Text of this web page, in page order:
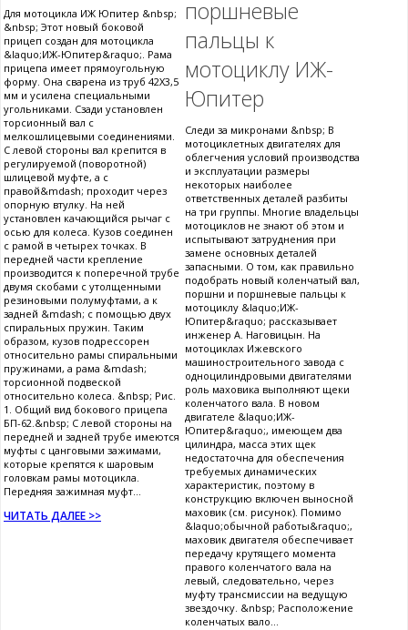
Для мотоцикла ИЖ Юпитер &nbsp;
&nbsp; Этот новый боковой
прицеп создан для мотоцикла
&laquo;ИЖ-Юпитер&raquo;. Рама
прицепа имеет прямоугольную
форму. Она сварена из труб 42X3,5
мм и усилена специальными
угольниками. Сзади установлен
торсионный вал с
мелкошлицевыми соединениями.
С левой стороны вал крепится в
регулируемой (поворотной)
шлицевой муфте, а с
правой&mdash; проходит через
опорную втулку. На ней
установлен качающийся рычаг с
осью для колеса. Кузов соединен
с рамой в четырех точках. В
передней части крепление
производится к поперечной трубе
двумя скобами с утолщенными
резиновыми полумуфтами, а к
задней &mdash; с помощью двух
спиральных пружин. Таким
образом, кузов подрессорен
относительно рамы спиральными
пружинами, а рама &mdash;
торсионной подвеской
относительно колеса. &nbsp; Рис.
1. Общий вид бокового прицепа
БП-62.&nbsp; С левой стороны на
передней и задней трубе имеются
муфты с цанговыми зажимами,
которые крепятся к шаровым
головкам рамы мотоцикла.
Передняя зажимная муфт...
ЧИТАТЬ ДАЛЕЕ >>
поршневые
пальцы к
мотоциклу ИЖ-
Юпитер
Следи за микронами &nbsp; В
мотоциклетных двигателях для
облегчения условий производства
и эксплуатации размеры
некоторых наиболее
ответственных деталей разбиты
на три группы. Многие владельцы
мотоциклов не знают об этом и
испытывают затруднения при
замене основных деталей
запасными. О том, как правильно
подобрать новый коленчатый вал,
поршни и поршневые пальцы к
мотоциклу &laquo;ИЖ-
Юпитер&raquo; рассказывает
инженер А. Наговицын. На
мотоциклах Ижевского
машиностроительного завода с
одноцилиндровыми двигателями
роль маховика выполняют щеки
коленчатого вала. В новом
двигателе &laquo;ИЖ-
Юпитер&raquo;, имеющем два
цилиндра, масса этих щек
недостаточна для обеспечения
требуемых динамических
характеристик, поэтому в
конструкцию включен выносной
маховик (см. рисунок). Помимо
&laquo;обычной работы&raquo;,
маховик двигателя обеспечивает
передачу крутящего момента
правого коленчатого вала на
левый, следовательно, через
муфту трансмиссии на ведущую
звездочку. &nbsp; Расположение
коленчатых вало...